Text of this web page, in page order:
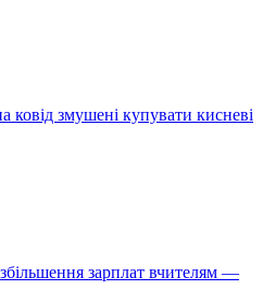
ковід змушені купувати кисневі
зарплат вчителям —